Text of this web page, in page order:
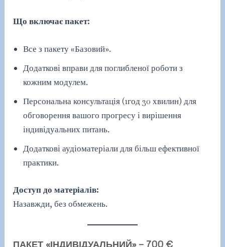
Що включає пакет:
Все з пакету «Базовий».
Додаткові вправи для поглибленої роботи з
кожним модулем.
Персональна консультація (1год 30 хвилин) для
обговорення вашого прогресу і вирішення
індивідуальних питань.
Додаткові аудіоматеріали для більш ефективної
практики.
Доступ до матеріалів:
Назавжди, без обмежень.
ПАКЕТ «ІНДИВІДУАЛЬНИЙ» — 700 €